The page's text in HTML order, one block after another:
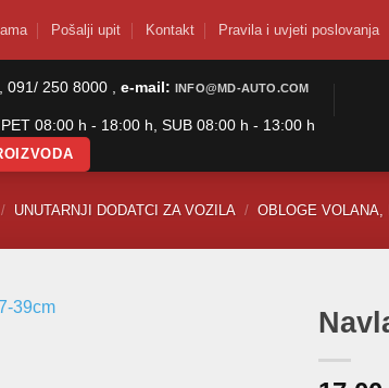
Pošalji upit Kontakt Pravila i uvjeti poslovanja
091/ 250 8000 , e-mail: INFO@MD-AUTO.COM
PET 08:00 h - 18:00 h, SUB 08:00 h - 13:00 h
/ UNUTARNJI DODATCI ZA VOZILA / OBLOGE VOLANA,